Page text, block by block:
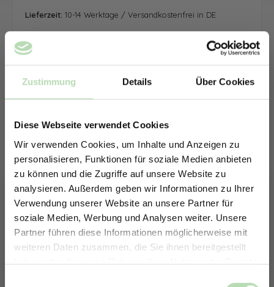
Zustimmung Details Über Cookies
Diese Webseite verwendet Cookies
Wir verwenden Cookies, um Inhalte und Anzeigen zu
personalisieren, Funktionen für soziale Medien anbieten
zu können und die Zugriffe auf unsere Website zu
analysieren. Außerdem geben wir Informationen zu Ihrer
Verwendung unserer Website an unsere Partner für
soziale Medien, Werbung und Analysen weiter. Unsere
Partner führen diese Informationen möglicherweise mit
weiteren Daten zusammen, die Sie ihnen bereitgestellt
haben oder die sie im Rahmen Ihrer Nutzung der Dienste
Lieferzeit: 10-14 Werktage / Versandkostenfrei in DE
ERHALTE 5% RABATT AUF
DEINE RÜCKWÄNDE